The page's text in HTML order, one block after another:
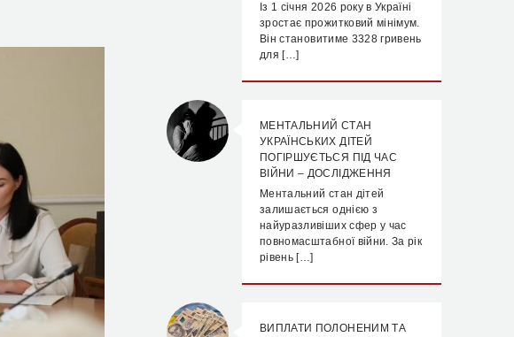
Із 1 січня 2026 року в Україні
зростає прожитковий мінімум.
Він становитиме 3328 гривень
для […]
МЕНТАЛЬНИЙ СТАН
УКРАЇНСЬКИХ ДІТЕЙ
ПОГІРШУЄТЬСЯ ПІД ЧАС
ВІЙНИ – ДОСЛІДЖЕННЯ
Ментальний стан дітей
залишається однією з
найуразливіших сфер у час
повномасштабної війни. За рік
рівень […]
ВИПЛАТИ ПОЛОНЕНИМ ТА